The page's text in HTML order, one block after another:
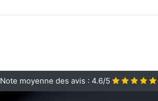
Note moyenne des avis : 4.6/5